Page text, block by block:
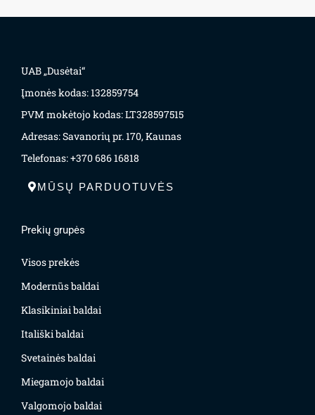
UAB „Dusėtai“
Įmonės kodas: 132859754
PVM mokėtojo kodas: LT328597515
Adresas: Savanorių pr. 170, Kaunas
Telefonas: +370 686 16818
MŪSŲ PARDUOTUVĖS
Prekių grupės
Visos prekės
Modernūs baldai
Klasikiniai baldai
Itališki baldai
Svetainės baldai
Miegamojo baldai
Valgomojo baldai